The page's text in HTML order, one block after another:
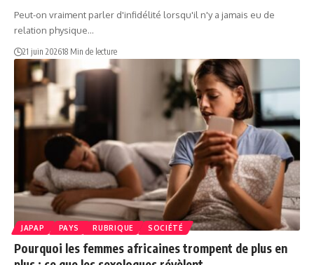
Peut-on vraiment parler d'infidélité lorsqu'il n'y a jamais eu de
relation physique…
21 juin 202618 Min de lecture
JAPAP PAYS RUBRIQUE SOCIÉTÉ
Pourquoi les femmes africaines trompent de plus en